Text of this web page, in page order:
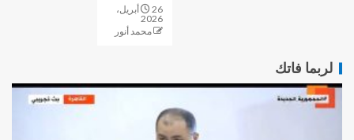
26 أبريل،
2026
محمد أنور
لربما فاتك